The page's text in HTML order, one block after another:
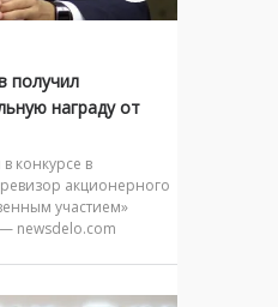
получил
награду от
конкурсе в
акционерного
участием»
newsdelo.com